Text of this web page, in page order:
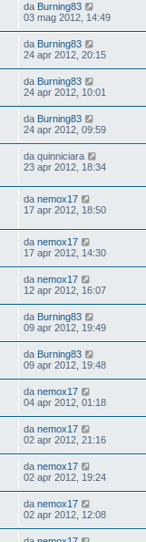
da Burning83
03 mag 2012, 14:49
da Burning83
24 apr 2012, 20:15
da Burning83
24 apr 2012, 10:01
da Burning83
24 apr 2012, 09:59
da quinniciara
23 apr 2012, 18:34
da nemox17
17 apr 2012, 18:50
da nemox17
17 apr 2012, 14:30
da nemox17
12 apr 2012, 16:07
da Burning83
09 apr 2012, 19:49
da Burning83
09 apr 2012, 19:48
da nemox17
04 apr 2012, 01:18
da nemox17
02 apr 2012, 21:16
da nemox17
02 apr 2012, 19:24
da nemox17
02 apr 2012, 12:08